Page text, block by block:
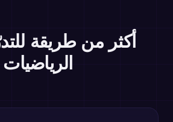
أكثر من طريقة
الرياضيات